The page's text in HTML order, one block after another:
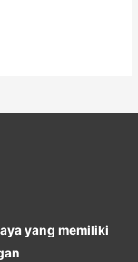
yang memiliki